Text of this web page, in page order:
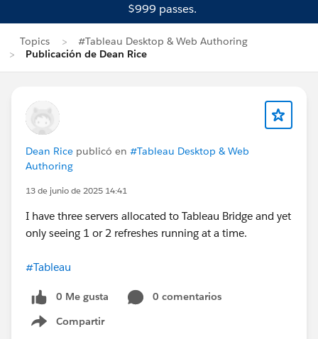
$999 passes.
Topics
#Tableau Desktop & Web Authoring
Publicación de Dean Rice
Dean Rice publicó en #Tableau Desktop & Web
Authoring
13 de junio de 2025 14:41
I have three servers allocated to Tableau Bridge and yet
only seeing 1 or 2 refreshes running at a time.
#Tableau
0 Me gusta
0 comentarios
Compartir
Show menu